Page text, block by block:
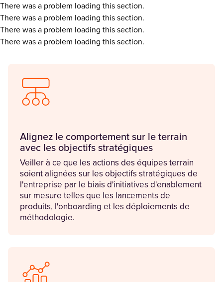
There was a problem loading this section.
There was a problem loading this section.
There was a problem loading this section.
There was a problem loading this section.
Alignez le comportement sur le terrain
avec les objectifs stratégiques
Veiller à ce que les actions des équipes terrain
soient alignées sur les objectifs stratégiques de
l'entreprise par le biais d'initiatives d'enablement
sur mesure telles que les lancements de
produits, l'onboarding et les déploiements de
méthodologie.